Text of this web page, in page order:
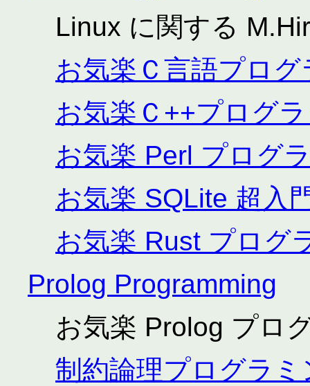
Linux に関する
お気楽Ｃ言語プロ
お気楽Ｃ++プログ
お気楽 Perl プログ
お気楽 SQLite 超入
お気楽 Rust プログ
Prolog Programming
お気楽 Prolog プロ
制約論理プログラ